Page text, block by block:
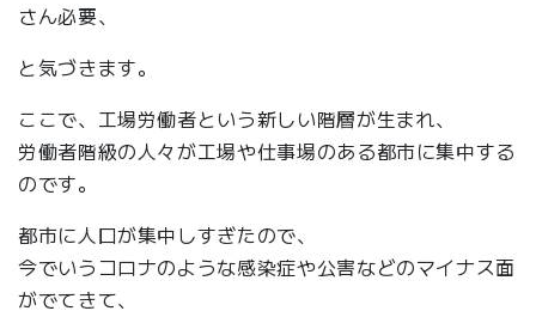
さん必要、
と気づきます。
ここで、工場労働者という新しい階層が生まれ、
労働者階級の人々が工場や仕事場のある都市に集中する
のです。
都市に人口が集中しすぎたので、
今でいうコロナのような感染症や公害などのマイナス面
がでてきて、